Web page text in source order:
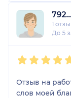
1
До 5
Отзыв на
слов моей